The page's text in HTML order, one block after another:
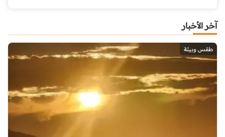
آخر الأخبار
طقس وبيئة